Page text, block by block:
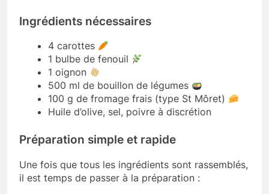
Ingrédients nécessaires
4 carottes
1 bulbe de fenouil
1 oignon
500 ml de bouillon de légumes
100 g de fromage frais (type St Môret)
Huile d’olive, sel, poivre à discrétion
Préparation simple et rapide
Une fois que tous les ingrédients sont rassemblés,
il est temps de passer à la préparation :